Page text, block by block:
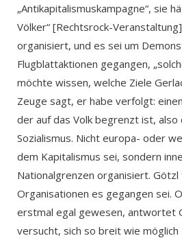
„Antikapitalismuskampagne“, sie
Völker“ [Rechtsrock-
organisiert, und es sei um
Flugblattaktionen gegangen,
möchte wissen, welche Ziele
Zeuge sagt, er habe verfolgt:
der auf das Volk begrenzt ist, also
Sozialismus. Nicht europa- oder
dem Kapitalismus sei, sondern
Nationalgrenzen organisiert.
Organisationen es gegangen sei.
erstmal egal gewesen, antwortet
versucht, sich so breit wie